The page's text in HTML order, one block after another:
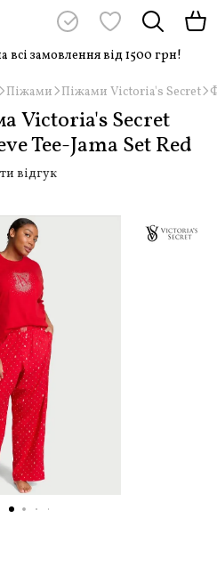
всі замовлення від 1500 грн!
Піжами Піжами Victoria's Secret
Victoria's Secret
Tee-Jama Set Red
відгук